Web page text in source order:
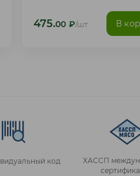
475.00 ₽/шт В
код
ХАССП